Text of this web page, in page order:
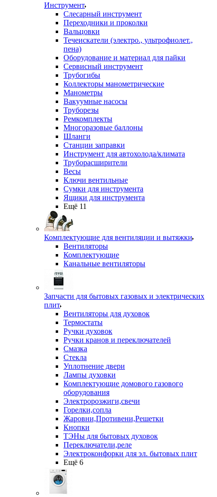
Инструмент
Слесарный инструмент
Переходники и проколки
Вальцовки
Течеискатели (электро., ультрофиолет.,
пена)
Оборудование и материал для пайки
Сервисный инструмент
Трубогибы
Коллекторы манометрические
Манометры
Вакуумные насосы
Труборезы
Ремкомплекты
Многоразовые баллоны
Шланги
Станции заправки
Инструмент для автохолода/климата
Труборасширители
Весы
Ключи вентильные
Сумки для инструмента
Ящики для инструмента
Ещё 11
Комплектующие для вентиляции и вытяжки
Вентиляторы
Комплектующие
Канальные вентиляторы
Запчасти для бытовых газовых и электрических
плит
Вентиляторы для духовок
Термостаты
Ручки духовок
Ручки кранов и переключателей
Смазка
Стекла
Уплотнение двери
Лампы духовки
Комплектующие домового газового
оборудования
Электророзжиги,свечи
Горелки,сопла
Жаровни,Противени,Решетки
Кнопки
ТЭНы для бытовых духовок
Переключатели,реле
Электроконфорки для эл. бытовых плит
Ещё 6